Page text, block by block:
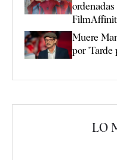
Muere
por 'Tarde
LO